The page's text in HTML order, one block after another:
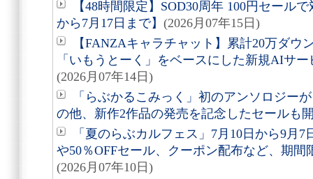
【48時間限定】SOD30周年 100円セール
から7月17日まで】 (2026月07年15日)
【FANZAキャラチャット】累計20万ダウ
「いもうとーく」をベースにした新規AIサ
(2026月07年14日)
「らぶかるこみっく」初のアンソロジー
の他、新作2作品の発売を記念したセールも
「夏のらぶカルフェス」7月10日から9月
や50％OFFセール、クーポン配布など、期
(2026月07年10日)